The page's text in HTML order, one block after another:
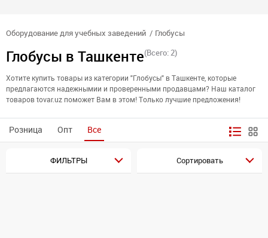
Оборудование для учебных заведений Глобусы
Глобусы в Ташкенте(Всего: 2)
Хотите купить товары из категории "Глобусы" в Ташкенте, которые
предлагаются надежнымии и проверенными продавцами? Наш каталог
товаров tovar.uz поможет Вам в этом! Только лучшие предложения!
Розница Опт Все
ФИЛЬТРЫ Сортировать